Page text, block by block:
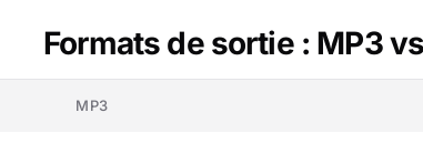
Formats de sortie : MP3
MP3